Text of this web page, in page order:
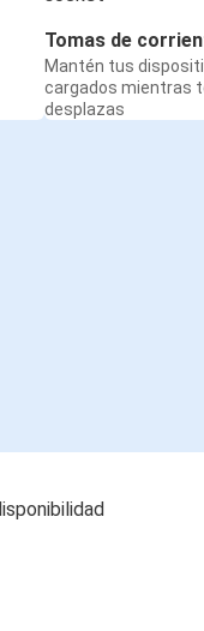
Tomas de
Mantén tus
cargados mientras
desplazas